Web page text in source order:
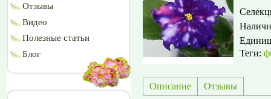
Отзывы
Видео
Полезные статьи
Блог
Теги:
Описание Отзывы